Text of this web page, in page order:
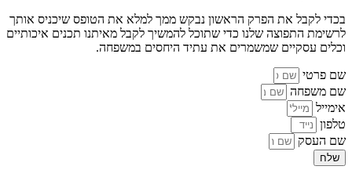
בכדי לקבל את הפרק הראשון נבקש ממך למלא את הטופס שיכניס אותך
לרשימת התפוצה שלנו כדי שתוכל להמשיך לקבל מאיתנו תכנים איכותיים
וכלים עסקיים שמשמרים את עתיד היחסים במשפחה.
שם פרטי
שם משפחה
אימייל
טלפון
שם העסק
שלח